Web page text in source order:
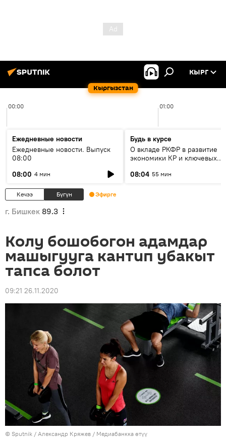
Кыргызстан
КЫРГ
00:00 01:00
Ежедневные новости
Ежедневные новости. Выпуск
08:00
08:00 4 мин
Будь в курсе
О вкладе РКФР в развитие
экономики КР и ключевых
08:04 55 мин
Кечээ Бүгүн Эфирге
г. Бишкек 89.3
Колу бошобогон адамдар
машыгууга кантип убакыт
тапса болот
09:21 26.11.2020
© Sputnik / Александр Кряжев / Медиабанкка өтүү